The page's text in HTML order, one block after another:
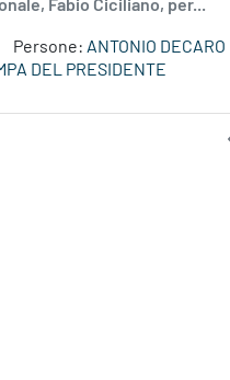
Fabio Ciciliano, per...
Persone: ANTONIO DECARO
DEL PRESIDENTE